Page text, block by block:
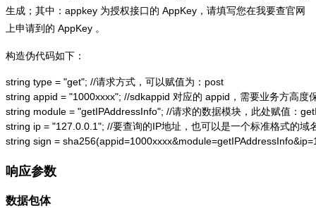
生成；其中：appkey 为授权接口的 AppKey，请填写您在我要查官网
上申请到的 AppKey 。
构造伪代码如下：
string type = "get"; //请求方式，可以赋值为：post
string appid = "1000xxxx"; //sdkappid 对应的 appid，需要业务方高度
string module = "getIPAddressInfo"; //请求的数据模块，此处赋值：
string ip = "127.0.0.1"; //要查询的IP地址，也可以是一个标准格式的域
string sign =
响应参数
数据包体